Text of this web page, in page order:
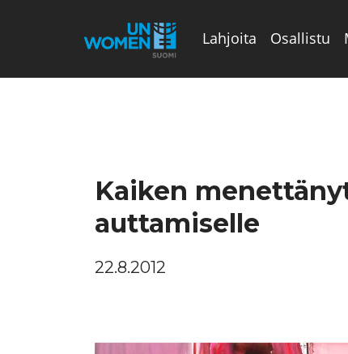
Lahjoita Osallistu
Kaiken
auttamiselle
22.8.2012